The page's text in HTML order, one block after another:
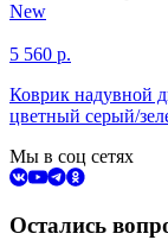
New
5 560 р.
Коврик надувной
цветный серый/
Мы в соц сетях
Остались